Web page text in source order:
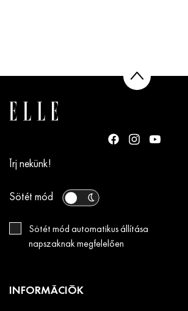
Írj nekünk!
Sötét mód
Sötét mód automatikus állítása
napszaknak megfelelően
INFORMÁCIÓK